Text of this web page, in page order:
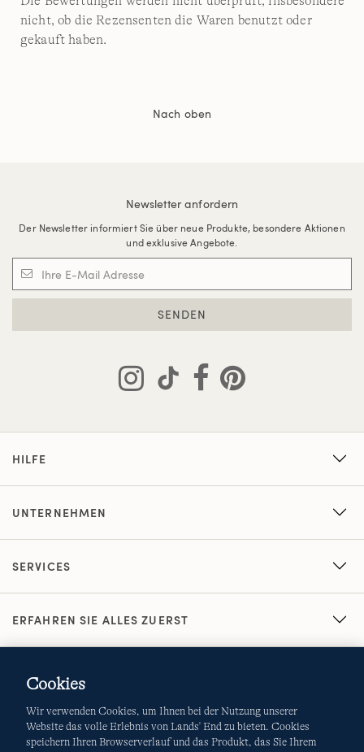
nicht, ob die Rezensenten die Waren benutzt oder
gekauft haben.
Nach oben
Newsletter anfordern
Der Newsletter informiert Sie über neue Produkte, besondere Aktionen
und exklusive Angebote.
SENDEN
HILFE
UNTERNEHMEN
SERVICES
ERFAHREN SIE ALLES ZUERST
Cookies
Wir verwenden Cookies, um Ihnen bei der Nutzung unserer
Website das volle Erlebnis von Lands' End zu bieten. Cookies
speichern Ihren Browserverlauf und das Produkt, das Sie Ihrem